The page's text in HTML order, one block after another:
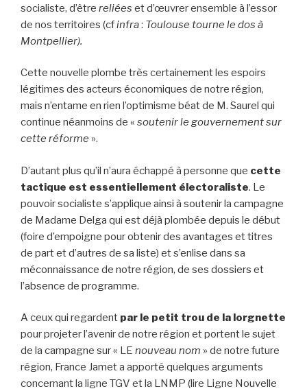
socialiste, d’être reliées et d’œuvrer ensemble à l’essor
de nos territoires (cfinfra: Toulouse tourne le dos à
Montpellier).
Cette nouvelle plombe très certainement les espoirs
légitimes des acteurs économiques de notre région,
mais n’entame en rien l’optimisme béat de M. Saurel qui
continue néanmoins de « soutenir le gouvernement sur
cette réforme ».
D’autant plus qu’il n’aura échappé à personne que cette
tactique est essentiellement électoraliste. Le
pouvoir socialiste s’applique ainsi à soutenir la campagne
de Madame Delga qui est déjà plombée depuis le début
(foire d’empoigne pour obtenir des avantages et titres
de part et d’autres de sa liste) et s’enlise dans sa
méconnaissance de notre région, de ses dossiers et
l’absence de programme.
A ceux qui regardent par le petit trou de la lorgnette
pour projeter l’avenir de notre région et portent le sujet
de la campagne sur « LE nouveau nom » de notre future
région, France Jamet a apporté quelques arguments
concernant la ligne TGV et la LNMP (lire Ligne Nouvelle